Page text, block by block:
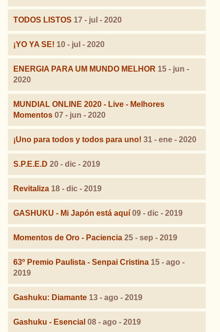
TODOS LISTOS 17 - jul - 2020
¡YO YA SE! 10 - jul - 2020
ENERGIA PARA UM MUNDO MELHOR 15 - jun -
2020
MUNDIAL ONLINE 2020 - Live - Melhores
Momentos 07 - jun - 2020
¡Uno para todos y todos para uno! 31 - ene - 2020
S.P.E.E.D 20 - dic - 2019
Revitaliza 18 - dic - 2019
GASHUKU - Mi Japón está aquí 09 - dic - 2019
Momentos de Oro - Paciencia 25 - sep - 2019
63º Premio Paulista - Senpai Cristina 15 - ago -
2019
Gashuku: Diamante 13 - ago - 2019
Gashuku - Esencial 08 - ago - 2019